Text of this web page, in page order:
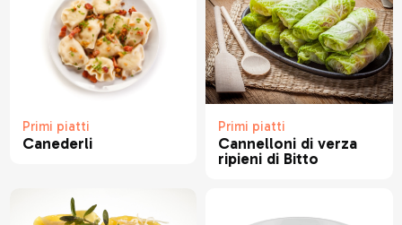
Primi piatti
Canederli
Primi piatti
Cannelloni di verza
ripieni di Bitto